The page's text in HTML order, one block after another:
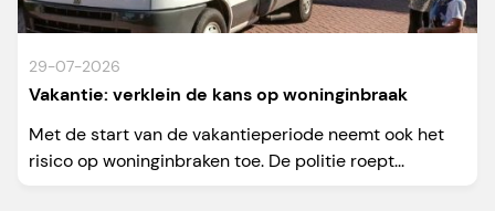
29-07-2026
Vakantie: verklein de kans op woninginbraak
Met de start van de vakantieperiode neemt ook het
risico op woninginbraken toe. De politie roept...